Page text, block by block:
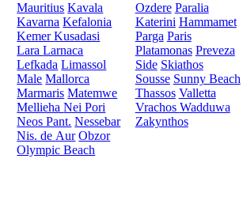
Mauritius Kavala
Kavarna Kefalonia
KemerKusadasi
LaraLarnaca
Lefkada Limassol
Male Mallorca
Marmaris Matemwe
MelliehaNei Pori
Neos Pant. Nessebar
Nis. de Aur Obzor
Olympic Beach
Ozdere Paralia
Katerini Hammamet
Parga Paris
Platamonas Preveza
Side Skiathos
Sousse Sunny Beach
Thassos Valletta
Vrachos Wadduwa
Zakynthos